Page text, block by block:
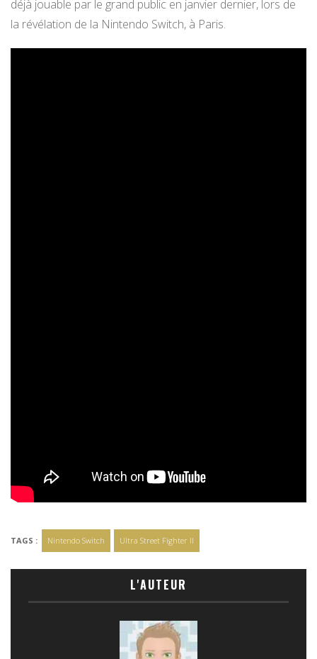
déjà jouable par le grand public en janvier dernier, lors de
la révélation de la Nintendo Switch, à Paris.
TAGS : Nintendo Switch Ultra Street Fighter II
L'AUTEUR